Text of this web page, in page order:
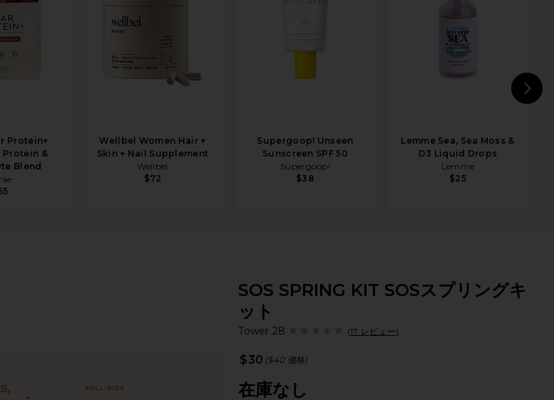
Protein+
Protein &
Blend
Wellbel Women Hair +
Skin + Nail Supplement
Wellbel
$72
Supergoop! Unseen
Sunscreen SPF 50
Supergoop!
$38
Lemme Sea, Sea Moss &
D3 Liquid Drops
Lemme
$25
SOS SPRING KIT SOSスプリングキ
ット
Tower 28 (17 レビュー)
$30 ($40 価格)
在庫なし